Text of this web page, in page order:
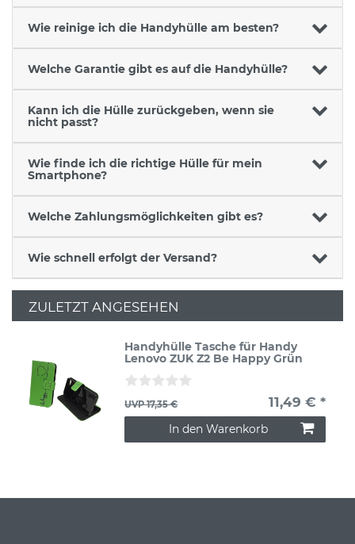
Wie reinige ich die Handyhülle am besten?
Welche Garantie gibt es auf die Handyhülle?
Kann ich die Hülle zurückgeben, wenn sie
nicht passt?
Wie finde ich die richtige Hülle für mein
Smartphone?
Welche Zahlungsmöglichkeiten gibt es?
Wie schnell erfolgt der Versand?
ZULETZT ANGESEHEN
Handyhülle Tasche für Handy
Lenovo ZUK Z2 Be Happy Grün
UVP 17,35 € 11,49 € *
In den Warenkorb